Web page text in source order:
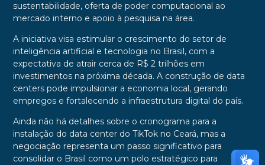
sustentabilidade, oferta de poder computacional ao
mercado interno e apoio à pesquisa na área.
A iniciativa visa estimular o crescimento do setor de
inteligência artificial e tecnologia no Brasil, com a
expectativa de atrair cerca de R$ 2 trilhões em
investimentos na próxima década. A construção de data
centers pode impulsionar a economia local, gerando
empregos e fortalecendo a infraestrutura digital do país.
Ainda não há detalhes sobre o cronograma para a
instalação do data center do TikTok no Ceará, mas a
negociação representa um passo significativo para
consolidar o Brasil como um polo estratégico para